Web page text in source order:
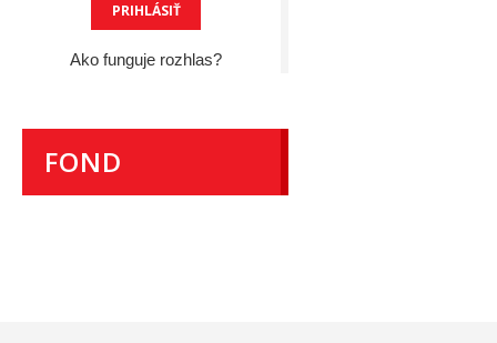
Ako funguje rozhlas?
FOND